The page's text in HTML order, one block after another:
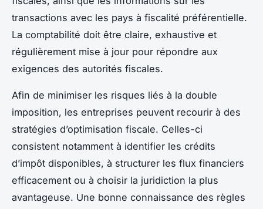
transactions avec les pays à fiscalité préférentielle.
La comptabilité doit être claire, exhaustive et
régulièrement mise à jour pour répondre aux
exigences des autorités fiscales.
Afin de minimiser les risques liés à la double
imposition, les entreprises peuvent recourir à des
stratégies d’optimisation fiscale. Celles-ci
consistent notamment à identifier les crédits
d’impôt disponibles, à structurer les flux financiers
efficacement ou à choisir la juridiction la plus
avantageuse. Une bonne connaissance des règles